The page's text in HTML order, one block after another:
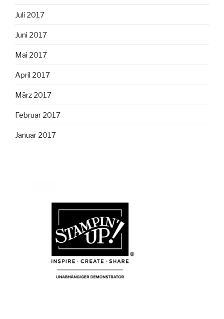
Juli 2017
Juni 2017
Mai 2017
April 2017
März 2017
Februar 2017
Januar 2017